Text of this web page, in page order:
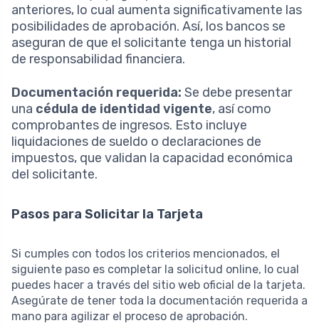
anteriores, lo cual aumenta significativamente las
posibilidades de aprobación. Así, los bancos se
aseguran de que el solicitante tenga un historial
de responsabilidad financiera.
Documentación requerida: Se debe presentar
una cédula de identidad vigente, así como
comprobantes de ingresos. Esto incluye
liquidaciones de sueldo o declaraciones de
impuestos, que validan la capacidad económica
del solicitante.
Pasos para Solicitar la Tarjeta
Si cumples con todos los criterios mencionados, el
siguiente paso es completar la solicitud online, lo cual
puedes hacer a través del sitio web oficial de la tarjeta.
Asegúrate de tener toda la documentación requerida a
mano para agilizar el proceso de aprobación.